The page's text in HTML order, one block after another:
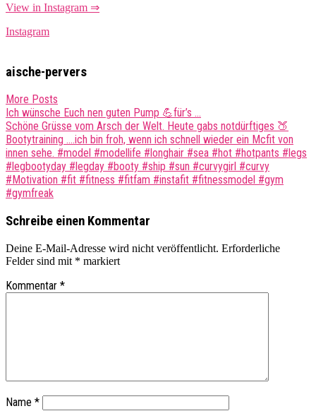
View in Instagram ⇒
Instagram
aische-pervers
More Posts
Post
navigation
Ich wünsche Euch nen guten Pump 💪für’s …
Schöne Grüsse vom Arsch der Welt. Heute gabs notdürftiges 🍑
Bootytraining ….ich bin froh, wenn ich schnell wieder ein Mcfit von
innen sehe. #model #modellife #longhair #sea #hot #hotpants #legs
#legbootyday #legday #booty #ship #sun #curvygirl #curvy
#Motivation #fit #fitness #fitfam #instafit #fitnessmodel #gym
#gymfreak
Schreibe einen Kommentar
Deine E-Mail-Adresse wird nicht veröffentlicht. Erforderliche
Felder sind mit * markiert
Kommentar *
Name *